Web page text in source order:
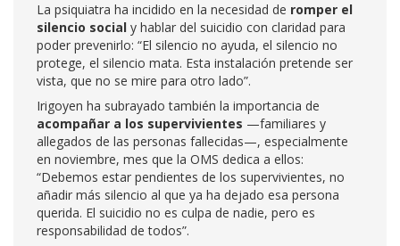
La psiquiatra ha incidido en la necesidad de romper el
silencio social y hablar del suicidio con claridad para
poder prevenirlo: “El silencio no ayuda, el silencio no
protege, el silencio mata. Esta instalación pretende ser
vista, que no se mire para otro lado”.
Irigoyen ha subrayado también la importancia de
acompañar a los supervivientes —familiares y
allegados de las personas fallecidas—, especialmente
en noviembre, mes que la OMS dedica a ellos:
“Debemos estar pendientes de los supervivientes, no
añadir más silencio al que ya ha dejado esa persona
querida. El suicidio no es culpa de nadie, pero es
responsabilidad de todos”.